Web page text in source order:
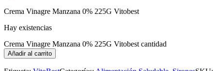
Crema Vinagre Manzana 0% 225G Vitobest
Hay existencias
Crema Vinagre Manzana 0% 225G Vitobest cantidad
Añadir al carrito